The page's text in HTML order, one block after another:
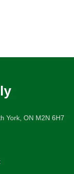
York, ON M2N 6H7